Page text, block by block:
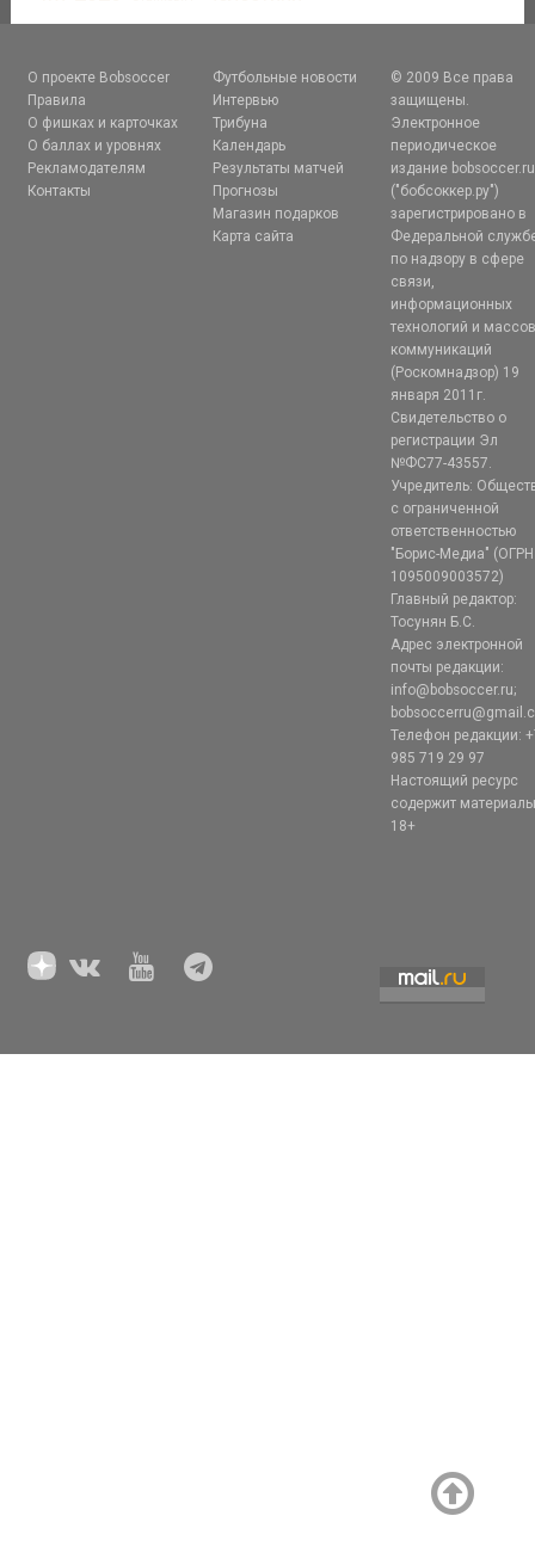
О проекте Bobsoccer
Правила
О фишках и карточках
О баллах и уровнях
Рекламодателям
Контакты
Футбольные новости
Интервью
Трибуна
Календарь
Результаты матчей
Прогнозы
Магазин подарков
Карта сайта
© 2009 Все права
защищены.
Электронное
периодическое
издание bobsoccer.ru
("бобсоккер.ру")
зарегистрировано в
Федеральной
по надзору в сфере
связи,
информационных
технологий и
коммуникаций
(Роскомнадзор) 19
января 2011г.
Свидетельство о
регистрации Эл
№ФС77-43557.
Учредитель:
с ограниченной
ответственностью
"Борис-Медиа" (ОГРН
1095009003572)
Главный редактор:
Тосунян Б.С.
Адрес электронной
почты редакции:
info@bobsoccer.ru;
Телефон редакции:
985 719 29 97
Настоящий ресурс
содержит
18+